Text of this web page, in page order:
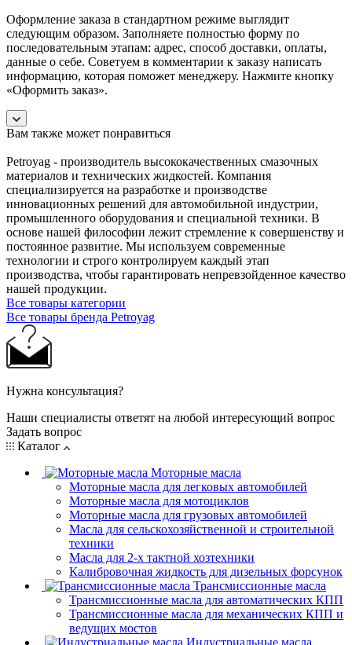
Оформление заказа в стандартном режиме выглядит
следующим образом. Заполняете полностью форму по
последовательным этапам: адрес, способ доставки, оплаты,
данные о себе. Советуем в комментарии к заказу написать
информацию, которая поможет менеджеру. Нажмите кнопку
«Оформить заказ».
Вам также может понравиться
Petroyag - производитель высококачественных смазочных
материалов и технических жидкостей. Компания
специализируется на разработке и производстве
инновационных решений для автомобильной индустрии,
промышленного оборудования и специальной техники. В
основе нашей философии лежит стремление к совершенству и
постоянное развитие. Мы используем современные
технологии и строго контролируем каждый этап
производства, чтобы гарантировать непревзойденное качество
нашей продукции.
Все товары категории
Все товары бренда Petroyag
Нужна консультация?
Наши специалисты ответят на любой интересующий вопрос
Задать вопрос
Каталог
Моторные масла
Моторные масла для легковых автомобилей
Моторные масла для мотоциклов
Моторные масла для грузовых автомобилей
Масла для сельскохозяйственной и строительной
техники
Масла для 2-х тактной хозтехники
Калибровочная жидкость для дизельных форсунок
Трансмиссионные масла
Трансмиссионные масла для автоматических КПП
Трансмиссионные масла для механических КПП и
ведущих мостов
Индустриальные масла